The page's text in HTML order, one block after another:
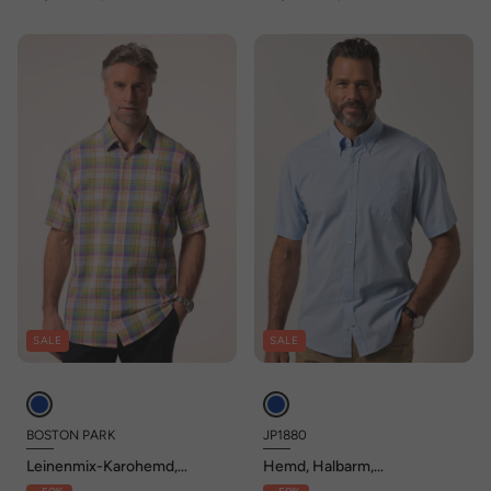
SALE
BOSTON PARK
Leinenmix-Karohemd,
Halbarm, Kentkragen,
SALE
JP1880
Hemd, Halbarm,
Buttondown-Kragen, Modern